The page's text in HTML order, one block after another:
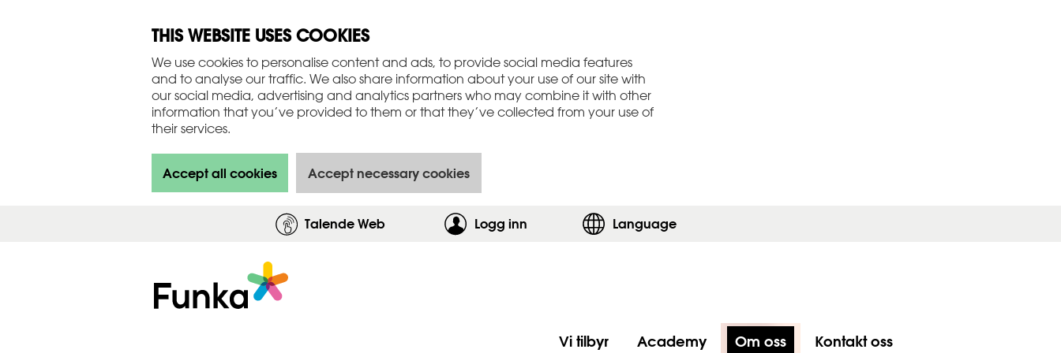
THIS WEBSITE USES COOKIES
We use cookies to personalise content and ads, to provide social media features
and to analyse our traffic. We also share information about your use of our site with
our social media, advertising and analytics partners who may combine it with other
information that you’ve provided to them or that they’ve collected from your use of
their services.
Accept all cookies Accept necessary cookies
Talende Web Logg inn ,vis innloggingsskjemaet
Language
Vi tilbyr Academy Om oss Kontakt oss